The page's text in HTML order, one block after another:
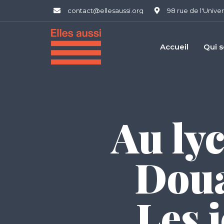
contact@ellesaussi.org 98 rue de
Accueil Qui
Au